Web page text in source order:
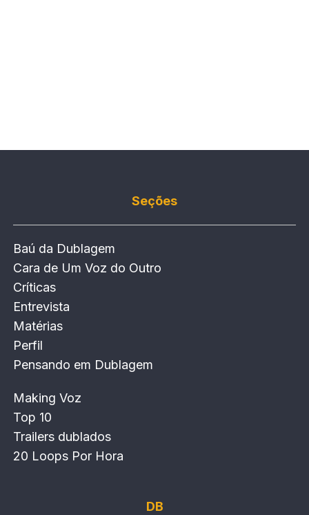
Seções
Baú da Dublagem
Cara de Um Voz do Outro
Críticas
Entrevista
Matérias
Perfil
Pensando em Dublagem
Making Voz
Top 10
Trailers dublados
20 Loops Por Hora
DB